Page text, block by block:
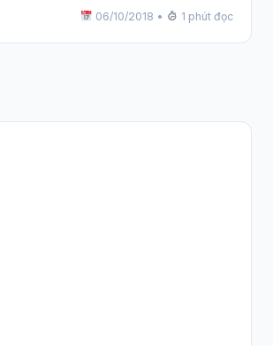
06/10/2018 • 1 phút đọc